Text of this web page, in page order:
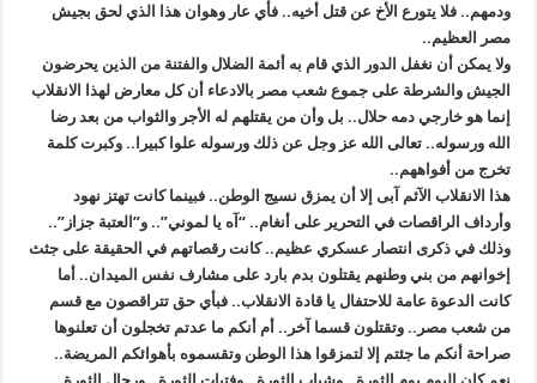
ودمهم.. فلا يتورع الأخ عن قتل أخيه.. فأي عار وهوان هذا الذي لحق بجيش
مصر العظيم..
ولا يمكن أن نغفل الدور الذي قام به أئمة الضلال والفتنة من الذين يحرضون
الجيش والشرطة على جموع شعب مصر بالادعاء أن كل معارض لهذا الانقلاب
إنما هو خارجي دمه حلال.. بل وأن من يقتلهم له الأجر والثواب من بعد رضا
الله ورسوله.. تعالى الله عز وجل عن ذلك ورسوله علوا كبيرا.. وكبرت كلمة
تخرج من أفواههم..
هذا الانقلاب الآثم آبى إلا أن يمزق نسيج الوطن.. فبينما كانت تهتز نهود
وأرداف الراقصات في التحرير على أنغام.. “آه يا لموني”.. و”العتبة جزاز”..
وذلك في ذكرى انتصار عسكري عظيم.. كانت رقصاتهم في الحقيقة على جثث
إخوانهم من بني وطنهم يقتلون بدم بارد على مشارف نفس الميدان.. أما
كانت الدعوة عامة للاحتفال يا قادة الانقلاب.. فبأي حق تتراقصون مع قسم
من شعب مصر.. وتقتلون قسما آخر.. أم أنكم ما عدتم تخجلون أن تعلنوها
صراحة أنكم ما جئتم إلا لتمزقوا هذا الوطن وتقسموه بأهوائكم المريضة..